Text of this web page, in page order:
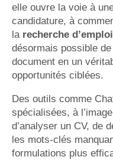
elle ouvre la voie à
candidature, à
la recherche
désormais possible
document en un
opportunités ciblées.
Des outils comme
spécialisées, à
d’analyser un CV, de
les mots-clés
formulations plus